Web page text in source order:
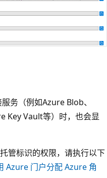
务（例如Azure Blob、
Key Vault等）时，也会显
管标识的权限，请执行以下
Azure 门户分配 Azure 角